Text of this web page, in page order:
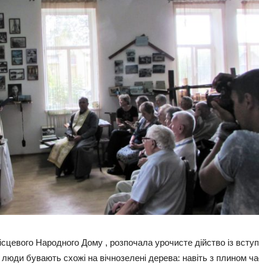
Народного Дому , розпочала урочисте дійство із
бувають схожі на вічнозелені дерева: навіть з плином